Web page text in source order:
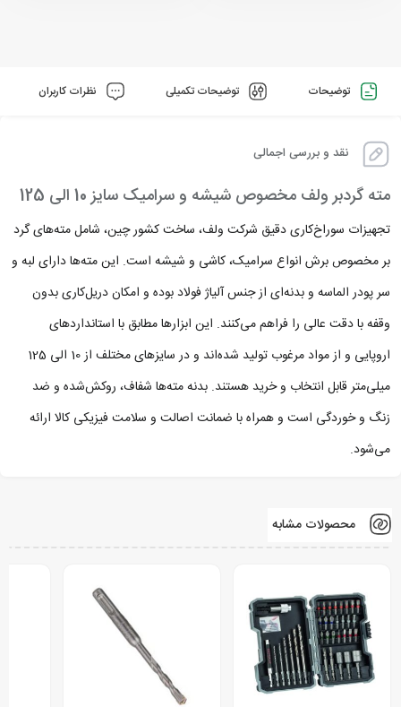
توضیحات توضیحات تکمیلی نظرات کاربران
نقد و بررسی اجمالی
مته گردبر ولف مخصوص شیشه و سرامیک سایز 10 الی 125
تجهیزات سوراخ‌کاری دقیق شرکت ولف، ساخت کشور چین، شامل مته‌های گرد
بر مخصوص برش انواع سرامیک، کاشی و شیشه است. این مته‌ها دارای لبه و
سر پودر الماسه و بدنه‌ای از جنس آلیاژ فولاد بوده و امکان دریل‌کاری بدون
وقفه با دقت عالی را فراهم می‌کنند. این ابزارها مطابق با استانداردهای
اروپایی و از مواد مرغوب تولید شده‌اند و در سایزهای مختلف از 10 الی 125
میلی‌متر قابل انتخاب و خرید هستند. بدنه مته‌ها شفاف، روکش‌شده و ضد
زنگ و خوردگی است و همراه با ضمانت اصالت و سلامت فیزیکی کالا ارائه
می‌شود.
محصولات مشابه